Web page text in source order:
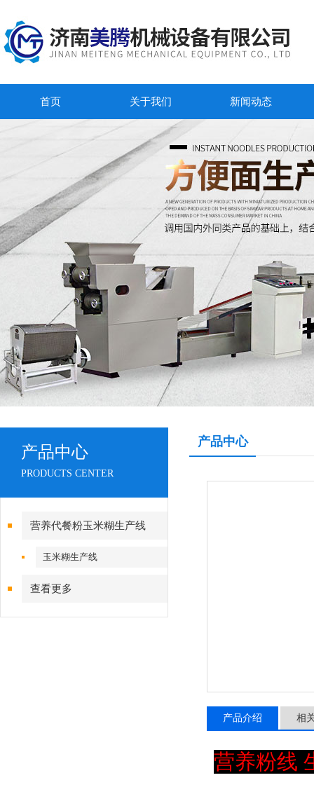
首页 关于我们 新闻动态
产品中心
PRODUCTS CENTER
营养代餐粉玉米糊生产线
玉米糊生产线
查看更多
产品中心
产品介绍 相
营养粉线